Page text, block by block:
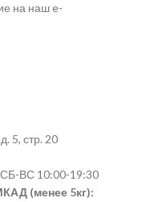
на наш e-
5, стр. 20
ВС 10:00-19:30
(менее 5кг):